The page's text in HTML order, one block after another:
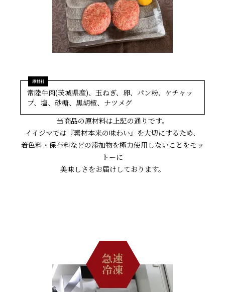
出産内祝い 結婚内祝い 法事・香典返し
高級肉ギフト
LINEギフト ふるさと納税
常陸牛肉(茨城県産)、玉ねぎ、卵、パン粉、ケチャッ
プ、塩、砂糖、黒胡椒、ナツメグ
当商品の原材料は上記の通りです。
イイジマでは『素材本来の味わい』を大切にするため、
着色料・保存料などの添加物を極力使用しないことをモッ
トーに
美味しさをお届けしております。